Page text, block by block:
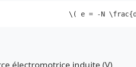
\( e = -N